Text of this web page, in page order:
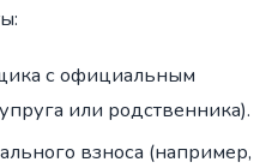
с официальным
или родственника).
взноса (например,